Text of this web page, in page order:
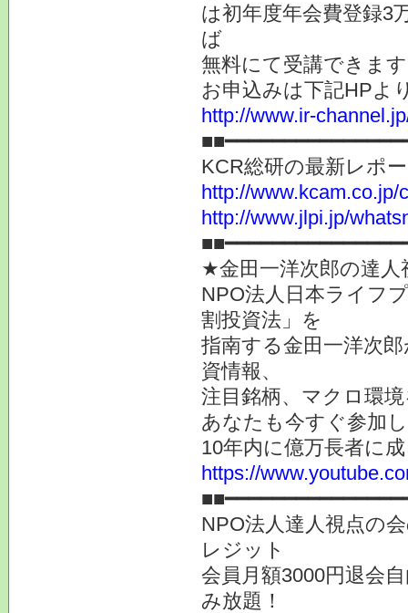
は初年度年会費登録3
ば
無料にて受講できま
お申込みは下記HPよ
http://www.ir-
KCR総研の最新レポ
http://www.kcam.co.jp/
http://www.jlpi.jp/
★金田一洋次郎の達
NPO法人日本ライフ
割投資法」を
指南する金田一洋次
資情報、
注目銘柄、マクロ環
あなたも今すぐ参加
10年内に億万長者に
https://
NPO法人達人視点の
レジット
会員月額3000円退会
み放題！